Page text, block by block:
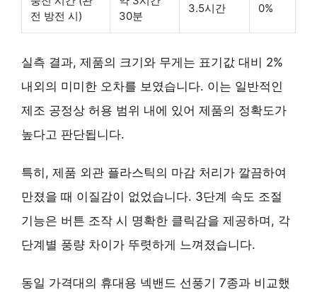
전 방전 시)
30분
3.5시간 0%
실측 결과, 제품의 크기와 무게는 표기값 대비 2%
내외의 미미한 오차를 보였습니다. 이는 일반적인
제조 공정상 허용 범위 내에 있어 제품의 정확도가
높다고 판단됩니다.
특히, 제품 외관 플라스틱의 마감 처리가 깔끔하여
만졌을 때 이질감이 없었습니다. 3단계 속도 조절
기능은 버튼 조작 시 명확한 클릭감을 제공하며, 각
단계별 풍량 차이가 뚜렷하게 느껴졌습니다.
동일 가격대의 휴대용 넥밴드 선풍기 7종과 비교했